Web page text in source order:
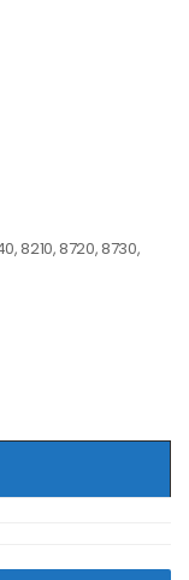
8210, 8720, 8730,